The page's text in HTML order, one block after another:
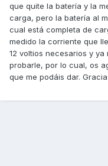
que quite la batería y la
carga, pero la batería al
cual está completa de
medido la corriente que
12 voltios necesarios y
probarle, por lo cual, os
que me podáis dar.